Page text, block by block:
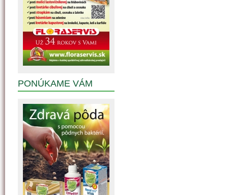
PONÚKAME VÁM